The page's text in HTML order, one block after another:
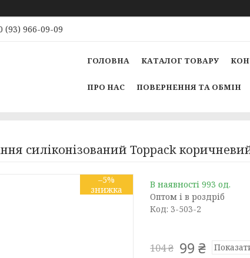
(93) 966-09-09
ГОЛОВНА КАТАЛОГ ТОВАРУ
ПРО НАС ПОВЕРНЕННЯ ТА ОБМІН
силіконізований Toppack
–5%
В наявності 993 од.
Оптом і в роздріб
Код: 3-503-2
104 ₴ 99 ₴